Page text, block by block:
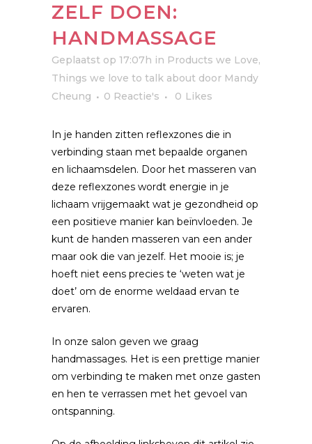
ZELF DOEN:
HANDMASSAGE
Geplaatst op 17:07h in Products we Love,
Things we love to talk about door Mandy
Cheung
0 Reactie's 0 Likes
In je handen zitten reflexzones die in
verbinding staan met bepaalde organen
en lichaamsdelen. Door het masseren van
deze reflexzones wordt energie in je
lichaam vrijgemaakt wat je gezondheid op
een positieve manier kan beïnvloeden. Je
kunt de handen masseren van een ander
maar ook die van jezelf. Het mooie is; je
hoeft niet eens precies te ‘weten wat je
doet’ om de enorme weldaad ervan te
ervaren.
In onze salon geven we graag
handmassages. Het is een prettige manier
om verbinding te maken met onze gasten
en hen te verrassen met het gevoel van
ontspanning.